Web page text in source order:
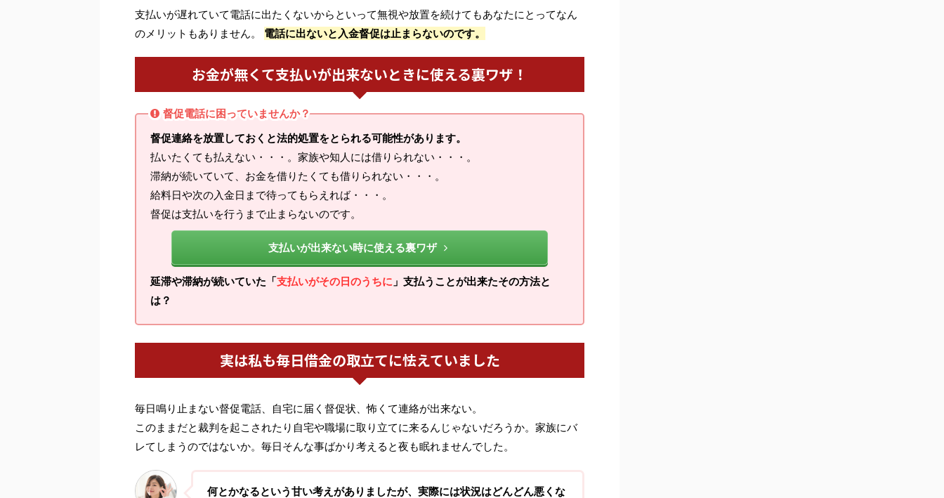
支払いが遅れていて電話に出たくないからといって無視や放置を続けてもあなたにとってなん
のメリットもありません。 電話に出ないと入金督促は止まらないのです。
お金が無くて支払いが出来ないときに使える裏ワザ！
督促電話に困っていませんか？
督促連絡を放置しておくと法的処置をとられる可能性があります。
払いたくても払えない・・・。家族や知人には借りられない・・・。
滞納が続いていて、お金を借りたくても借りられない・・・。
給料日や次の入金日まで待ってもらえれば・・・。
督促は支払いを行うまで止まらないのです。
支払いが出来ない時に使える裏ワザ
延滞や滞納が続いていた「支払いがその日のうちに 」支払うことが出来たその方法と
は？
実は私も毎日借金の取立てに怯えていました
毎日鳴り止まない督促電話、自宅に届く督促状、怖くて連絡が出来ない。
このままだと裁判を起こされたり自宅や職場に取り立てに来るんじゃないだろうか。家族にバ
レてしまうのではないか。毎日そんな事ばかり考えると夜も眠れませんでした。
何とかなるという甘い考えがありましたが、実際には状況はどんどん悪くな